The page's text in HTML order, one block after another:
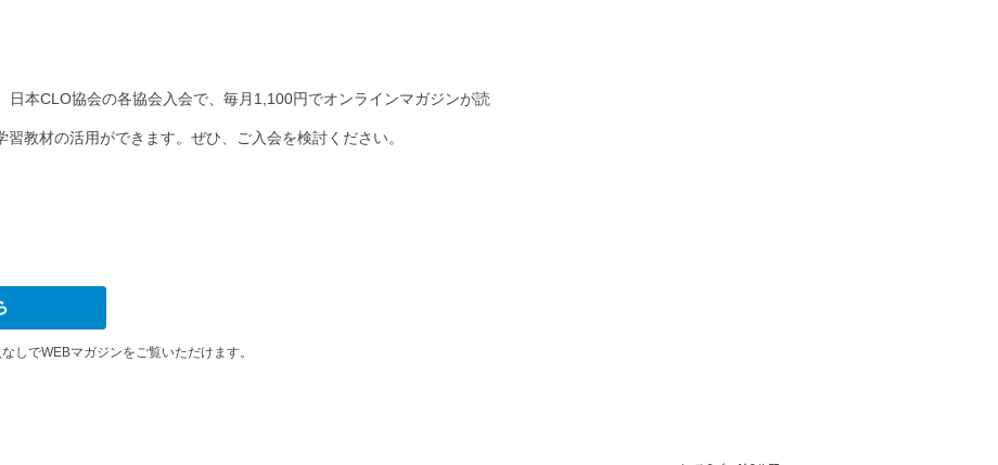
日本CLO協会の各協会入会で、毎月1,100円でオンラインマガジンが読
教材の活用ができます。ぜひ、ご入会を検討ください。
しでWEBマガジンをご覧いただけます。